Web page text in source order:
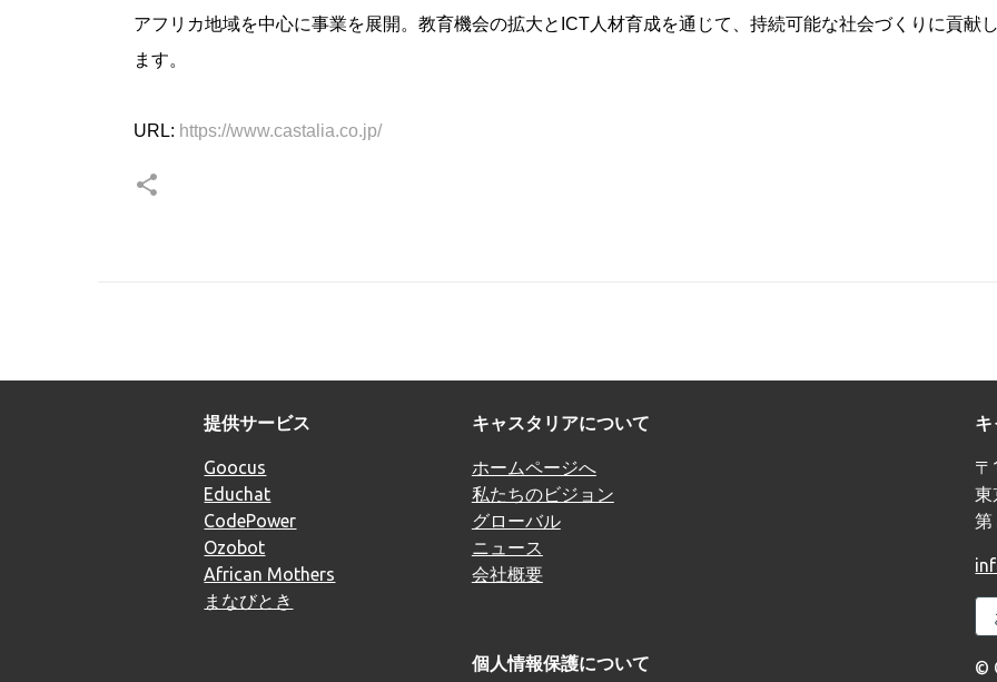
アフリカ地域を中心に事業を展開。教育機会の拡大とICT人材育成を通じて、持続可能な社会づくりに貢献
ます。
URL: https://www.castalia.co.jp/
提供サービス
Goocus
Educhat
CodePower
Ozobot
African Mothers
まなびとき
キャスタリアについて
ホームページへ
私たちのビジョン
グローバル
ニュース
会社概要
個人情報保護について
キ
〒
東
第
©